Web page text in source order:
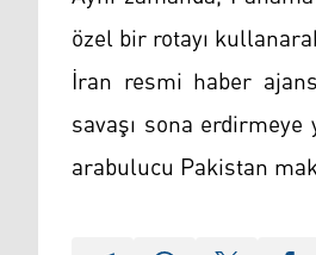
özel bir rotayı
İran resmi haber
savaşı sona
arabulucu Pakistan